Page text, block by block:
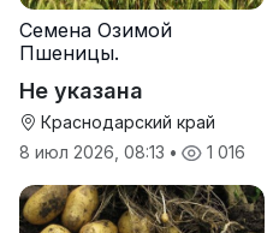
Семена Озимой
Пшеницы.
Не указана
Краснодарский край
8 июл 2026, 08:13 • 1 016